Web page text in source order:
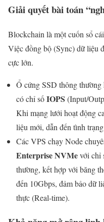
Giải quyết bài toán
Blockchain là một cuốn sổ
Việc đồng bộ (Sync) dữ liệu
cực lớn.
Ổ cứng SSD thông
có chỉ sốIOPS (Input/
Khi mạng lưới hoạt động
liệu mới, dẫn đến tình trạng
Các VPS chạy Node
Enterprise NVMevới chỉ
thường, kết hợp với băng
đến 10Gbps, đảm bảo dữ
thực (Real-time).